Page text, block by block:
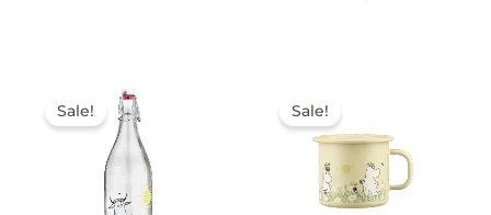
Sale!
Algne
hind
oli:
12,50 €.
Sale!
oli:
14,50 €.10,15 €.